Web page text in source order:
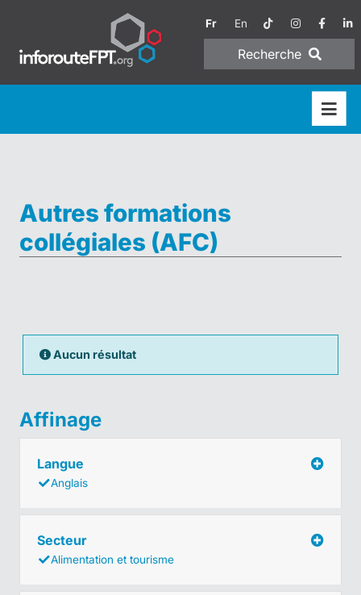
Fr En
Recherche
Autres formations
collégiales (AFC)
Aucun résultat
Affinage
Langue
Anglais
Secteur
Alimentation et tourisme